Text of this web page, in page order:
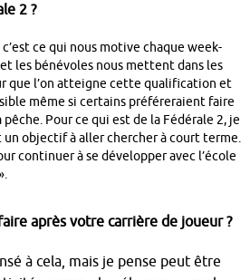
2 ?
ce qui nous motive chaque week-
les bénévoles nous mettent dans les
que l’on atteigne cette qualification et
même si certains préféreraient faire
pêche. Pour ce qui est de la Fédérale 2, je
un objectif à aller chercher à court terme.
continuer à se développer avec l’école
après votre carrière de joueur ?
à cela, mais je pense peut être